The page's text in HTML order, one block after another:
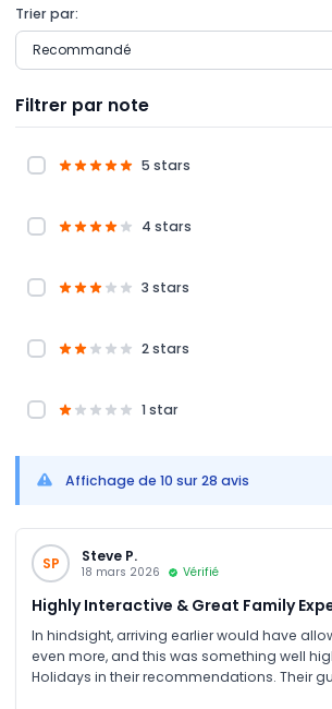
Trier par:
Filtrer par note
5 stars
4 stars
3 stars
2 stars
1 star
Affichage de 10 sur 28 avis
SP Steve P.
18 mars 2026 Vérifié
Highly Interactive & Great Family
In hindsight, arriving earlier would have
even more, and this was something well
Holidays in their recommendations. Their